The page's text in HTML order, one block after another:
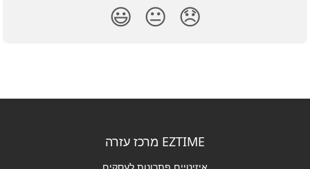
😞
😐
😃
EZTIME מרכז עזרה